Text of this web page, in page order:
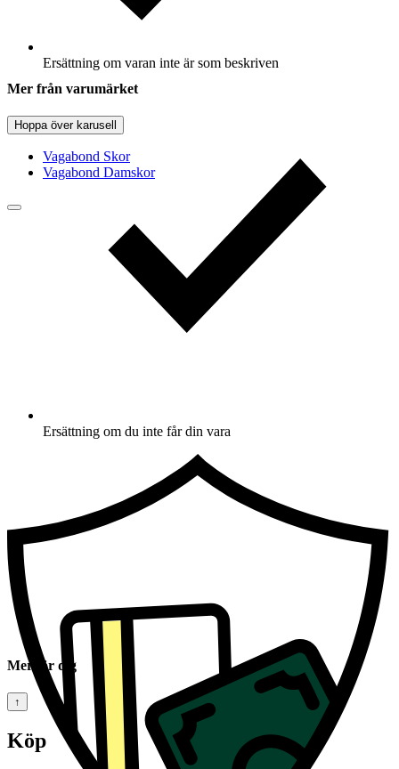
Ersättning om varan inte är som beskriven
Ersättning om du inte får din vara
Mer från varumärket
Hoppa över karusell
Vagabond Skor
Vagabond Damskor
Mer för dig
↑
Köp